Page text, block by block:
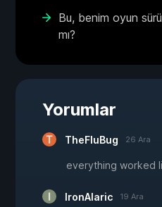
Bu, benim oyun
mı?
Yorumlar
TheFluBug 26 Ara
everything worked
IronAlaric 19 Ara